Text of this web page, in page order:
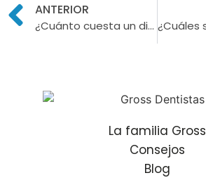
ANTERIOR
¿Cuánto cuesta un diseño de sonrisa?: Factores que influyen en el precio
La familia Gross
Consejos
Blog